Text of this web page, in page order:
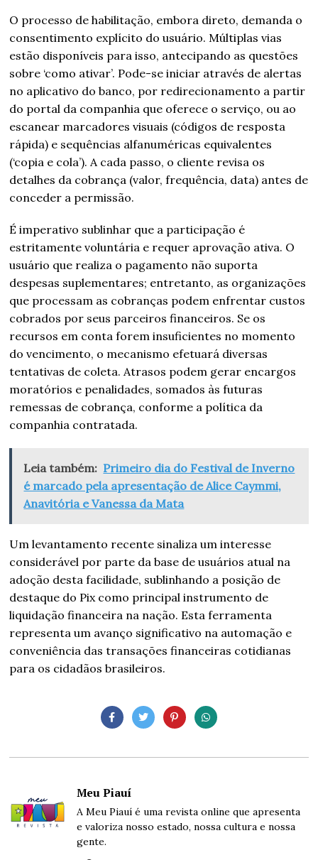
O processo de habilitação, embora direto, demanda o
consentimento explícito do usuário. Múltiplas vias
estão disponíveis para isso, antecipando as questões
sobre ‘como ativar’. Pode-se iniciar através de alertas
no aplicativo do banco, por redirecionamento a partir
do portal da companhia que oferece o serviço, ou ao
escanear marcadores visuais (códigos de resposta
rápida) e sequências alfanuméricas equivalentes
(‘copia e cola’). A cada passo, o cliente revisa os
detalhes da cobrança (valor, frequência, data) antes de
conceder a permissão.
É imperativo sublinhar que a participação é
estritamente voluntária e requer aprovação ativa. O
usuário que realiza o pagamento não suporta
despesas suplementares; entretanto, as organizações
que processam as cobranças podem enfrentar custos
cobrados por seus parceiros financeiros. Se os
recursos em conta forem insuficientes no momento
do vencimento, o mecanismo efetuará diversas
tentativas de coleta. Atrasos podem gerar encargos
moratórios e penalidades, somados às futuras
remessas de cobrança, conforme a política da
companhia contratada.
Leia também: Primeiro dia do Festival de Inverno
é marcado pela apresentação de Alice Caymmi,
Anavitória e Vanessa da Mata
Um levantamento recente sinaliza um interesse
considerável por parte da base de usuários atual na
adoção desta facilidade, sublinhando a posição de
destaque do Pix como principal instrumento de
liquidação financeira na nação. Esta ferramenta
representa um avanço significativo na automação e
conveniência das transações financeiras cotidianas
para os cidadãos brasileiros.
Meu Piauí
A Meu Piauí é uma revista online que apresenta
e valoriza nosso estado, nossa cultura e nossa
gente.